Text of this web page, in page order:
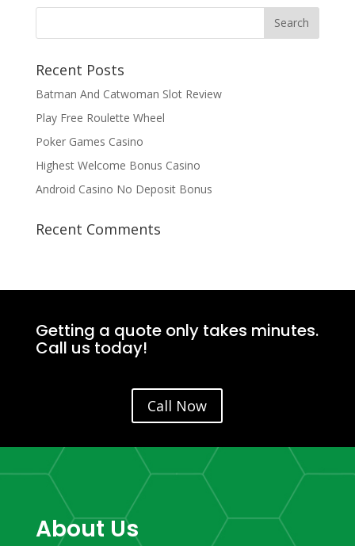
Recent Posts
Batman And Catwoman Slot Review
Play Free Roulette Wheel
Poker Games Casino
Highest Welcome Bonus Casino
Android Casino No Deposit Bonus
Recent Comments
Getting a quote only takes minutes.
Call us today!
Call Now
About Us